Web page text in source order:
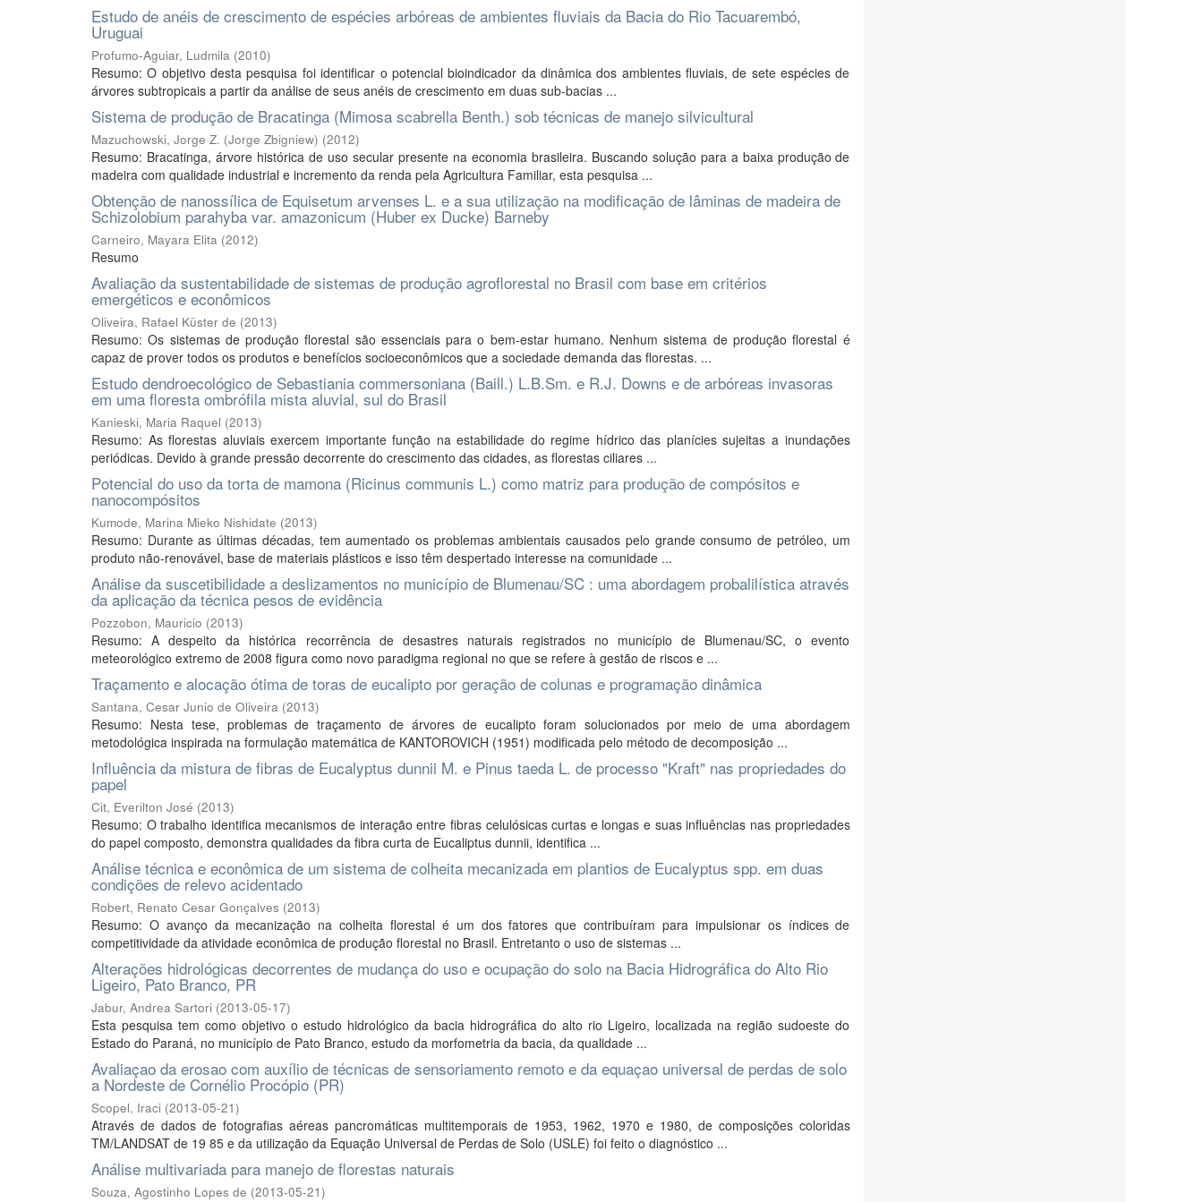
Estudo de anéis de crescimento de espécies arbóreas de ambientes fluviais da Bacia do Rio Tacuarembó,
Uruguai
Profumo-Aguiar, Ludmila (2010)
Resumo: O objetivo desta pesquisa foi identificar o potencial bioindicador da dinâmica dos ambientes fluviais, de sete espécies de
árvores subtropicais a partir da análise de seus anéis de crescimento em duas sub-bacias ...
Sistema de produção de Bracatinga (Mimosa scabrella Benth.) sob técnicas de manejo silvicultural
Mazuchowski, Jorge Z. (Jorge Zbigniew) (2012)
Resumo: Bracatinga, árvore histórica de uso secular presente na economia brasileira. Buscando solução para a baixa produção de
madeira com qualidade industrial e incremento da renda pela Agricultura Familiar, esta pesquisa ...
Obtenção de nanossílica de Equisetum arvenses L. e a sua utilização na modificação de lâminas de madeira de
Schizolobium parahyba var. amazonicum (Huber ex Ducke) Barneby
Carneiro, Mayara Elita (2012)
Resumo
Avaliação da sustentabilidade de sistemas de produção agroflorestal no Brasil com base em critérios
emergéticos e econômicos
Oliveira, Rafael Küster de (2013)
Resumo: Os sistemas de produção florestal são essenciais para o bem-estar humano. Nenhum sistema de produção florestal é
capaz de prover todos os produtos e benefícios socioeconômicos que a sociedade demanda das florestas. ...
Estudo dendroecológico de Sebastiania commersoniana (Baill.) L.B.Sm. e R.J. Downs e de arbóreas invasoras
em uma floresta ombrófila mista aluvial, sul do Brasil
Kanieski, Maria Raquel (2013)
Resumo: As florestas aluviais exercem importante função na estabilidade do regime hídrico das planícies sujeitas a inundações
periódicas. Devido à grande pressão decorrente do crescimento das cidades, as florestas ciliares ...
Potencial do uso da torta de mamona (Ricinus communis L.) como matriz para produção de compósitos e
nanocompósitos
Kumode, Marina Mieko Nishidate (2013)
Resumo: Durante as últimas décadas, tem aumentado os problemas ambientais causados pelo grande consumo de petróleo, um
produto não-renovável, base de materiais plásticos e isso têm despertado interesse na comunidade ...
Análise da suscetibilidade a deslizamentos no município de Blumenau/SC : uma abordagem probalilística através
da aplicação da técnica pesos de evidência
Pozzobon, Mauricio (2013)
Resumo: A despeito da histórica recorrência de desastres naturais registrados no município de Blumenau/SC, o evento
meteorológico extremo de 2008 figura como novo paradigma regional no que se refere à gestão de riscos e ...
Traçamento e alocação ótima de toras de eucalipto por geração de colunas e programação dinâmica
Santana, Cesar Junio de Oliveira (2013)
Resumo: Nesta tese, problemas de traçamento de árvores de eucalipto foram solucionados por meio de uma abordagem
metodológica inspirada na formulação matemática de KANTOROVICH (1951) modificada pelo método de decomposição ...
Influência da mistura de fibras de Eucalyptus dunnii M. e Pinus taeda L. de processo "Kraft" nas propriedades do
papel
Cit, Everilton José (2013)
Resumo: O trabalho identifica mecanismos de interação entre fibras celulósicas curtas e longas e suas influências nas propriedades
do papel composto, demonstra qualidades da fibra curta de Eucaliptus dunnii, identifica ...
Análise técnica e econômica de um sistema de colheita mecanizada em plantios de Eucalyptus spp. em duas
condições de relevo acidentado
Robert, Renato Cesar Gonçalves (2013)
Resumo: O avanço da mecanização na colheita florestal é um dos fatores que contribuíram para impulsionar os índices de
competitividade da atividade econômica de produção florestal no Brasil. Entretanto o uso de sistemas ...
Alterações hidrológicas decorrentes de mudança do uso e ocupação do solo na Bacia Hidrográfica do Alto Rio
Ligeiro, Pato Branco, PR
Jabur, Andrea Sartori (2013-05-17)
Esta pesquisa tem como objetivo o estudo hidrológico da bacia hidrográfica do alto rio Ligeiro, localizada na região sudoeste do
Estado do Paraná, no município de Pato Branco, estudo da morfometria da bacia, da qualidade ...
Avaliaçao da erosao com auxílio de técnicas de sensoriamento remoto e da equaçao universal de perdas de solo
a Nordeste de Cornélio Procópio (PR)
Scopel, Iraci (2013-05-21)
Através de dados de fotografias aéreas pancromáticas multitemporais de 1953, 1962, 1970 e 1980, de composições coloridas
TM/LANDSAT de 19 85 e da utilização da Equação Universal de Perdas de Solo (USLE) foi feito o diagnóstico ...
Análise multivariada para manejo de florestas naturais
Souza, Agostinho Lopes de (2013-05-21)